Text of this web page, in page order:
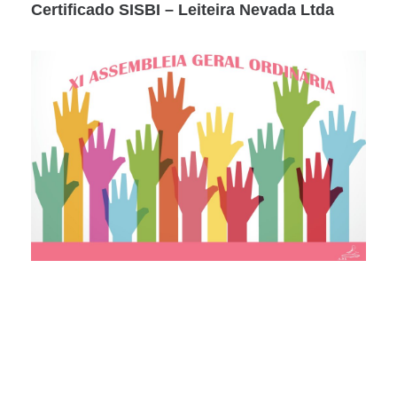
Certificado SISBI – Leiteira Nevada Ltda